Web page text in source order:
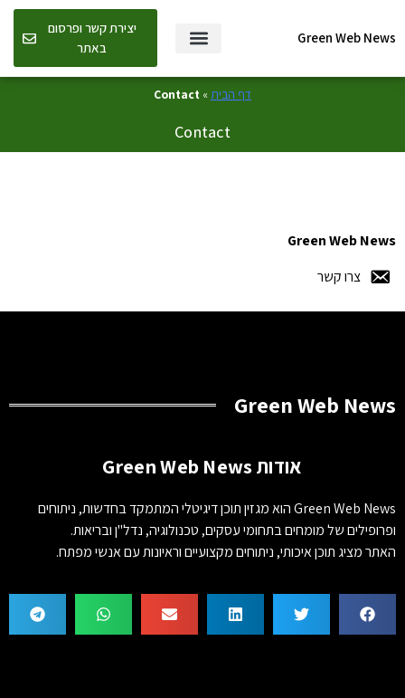
Green Web News
יצירת קשר ופרסום
באתר
דף הבית»
Contact
Contact
Green Web News
צרו קשר
Green Web News
אודות Green Web News
Green Web News הוא מגזין תוכן דיגיטלי המתמקד בחדשות, ניתוחים
ופרופילים של מומחים בתחומי עסקים, טכנולוגיה, נדל"ן ובריאות.
האתר מציג תוכן איכותי, ניתוחים מקצועיים וראיונות עם אנשי מפתח.